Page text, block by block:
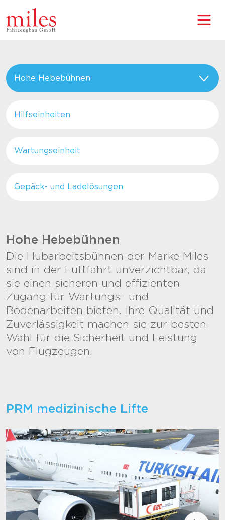
Hohe Hebebühnen
Hilfseinheiten
Wartungseinheit
Gepäck- und Ladelösungen
Hohe Hebebühnen
Die Hubarbeitsbühnen der Marke Miles
sind in der Luftfahrt unverzichtbar, da
sie einen sicheren und effizienten
Zugang für Wartungs- und
Bodenarbeiten bieten. Ihre Qualität und
Zuverlässigkeit machen sie zur besten
Wahl für die Sicherheit und Leistung
von Flugzeugen.
PRM medizinische Lifte